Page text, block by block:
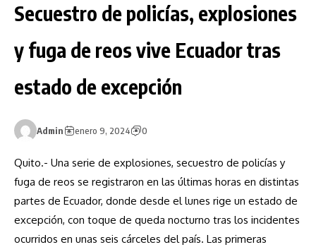
Secuestro de policías, explosiones
y fuga de reos vive Ecuador tras
estado de excepción
Admin enero 9, 2024 0
Quito.- Una serie de explosiones, secuestro de policías y
fuga de reos se registraron en las últimas horas en distintas
partes de Ecuador, donde desde el lunes rige un estado de
excepción, con toque de queda nocturno tras los incidentes
ocurridos en unas seis cárceles del país. Las primeras